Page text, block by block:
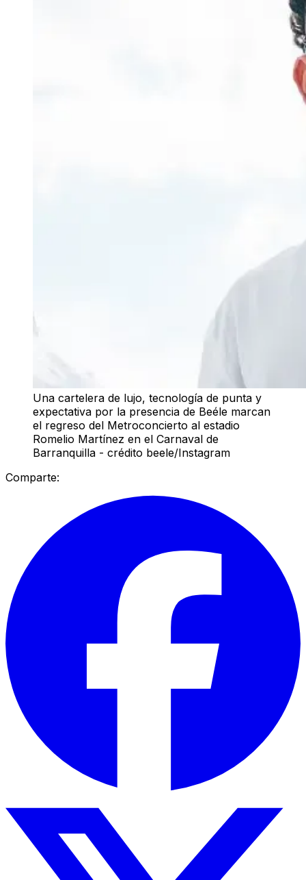
Una cartelera de lujo, tecnología de punta y
expectativa por la presencia de Beéle marcan
el regreso del Metroconcierto al estadio
Romelio Martínez en el Carnaval de
Barranquilla - crédito beele/Instagram
Comparte: